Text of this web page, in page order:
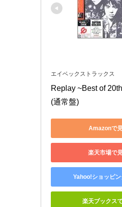
エイベックストラックス
Replay ~Best of
(通常盤)
Amazonで
楽天市場で
Yahoo!ショッピ
楽天ブックス